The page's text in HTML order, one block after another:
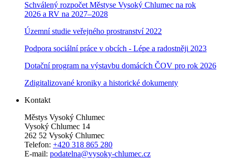
Schválený rozpočet Městyse Vysoký Chlumec na rok
2026 a RV na 2027–2028
Územní studie veřejného prostranství 2022
Podpora sociální práce v obcích - Lépe a radostněji 2023
Dotační program na výstavbu domácích ČOV pro rok 2026
Zdigitalizované kroniky a historické dokumenty
Kontakt
Městys Vysoký Chlumec
Vysoký Chlumec 14
262 52 Vysoký Chlumec
Telefon: +420 318 865 280
E-mail: podatelna@vysoky-chlumec.cz